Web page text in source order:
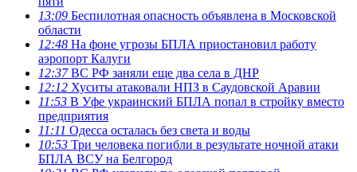
13:09 Беспилотная опасность объявлена в Московской
области
12:48 На фоне угрозы БПЛА приостановил работу
аэропорт Калуги
12:37ВС РФ заняли еще два села в ДНР
12:12 Хуситы атаковали НПЗ в Саудовской Аравии
11:53 В Уфе украинский БПЛА попал в стройку вместо
предприятия
11:11 Одесса осталась без света и воды
10:53 Три человека погибли в результате ночной атаки
БПЛА ВСУ на Белгород